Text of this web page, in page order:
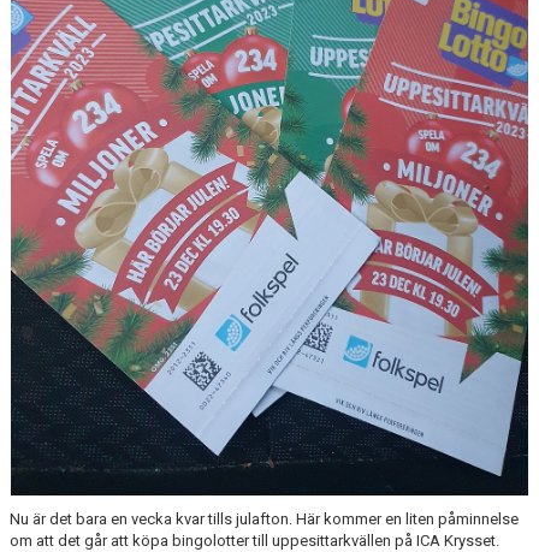
Nu är det bara en vecka kvar tills julafton. Här kommer en liten påminnelse
om att det går att köpa bingolotter till uppesittarkvällen på ICA Krysset.